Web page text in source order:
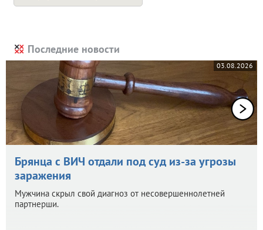
Последние новости
03.08.2026
Брянца с ВИЧ отдали под суд из-за угрозы
заражения
Мужчина скрыл свой диагноз от несовершеннолетней
партнерши.